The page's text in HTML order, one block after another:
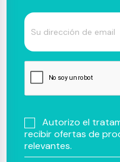
Autorizo el
recibir ofertas de
relevantes.